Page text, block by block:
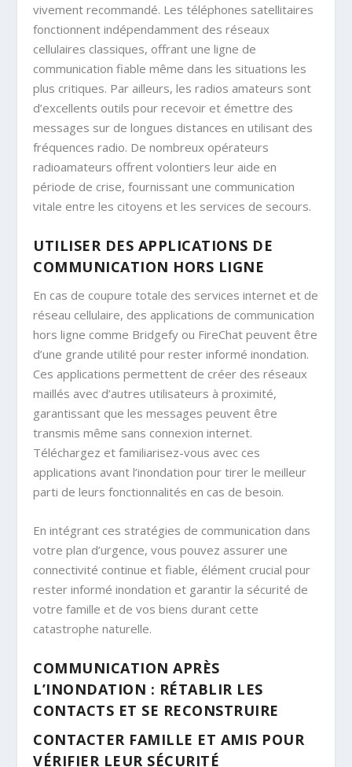
vivement recommandé. Les téléphones satellitaires
fonctionnent indépendamment des réseaux
cellulaires classiques, offrant une ligne de
communication fiable même dans les situations les
plus critiques. Par ailleurs, les radios amateurs sont
d’excellents outils pour recevoir et émettre des
messages sur de longues distances en utilisant des
fréquences radio. De nombreux opérateurs
radioamateurs offrent volontiers leur aide en
période de crise, fournissant une communication
vitale entre les citoyens et les services de secours.
UTILISER DES APPLICATIONS DE
COMMUNICATION HORS LIGNE
En cas de coupure totale des services internet et de
réseau cellulaire, des applications de communication
hors ligne comme Bridgefy ou FireChat peuvent être
d’une grande utilité pour rester informé inondation.
Ces applications permettent de créer des réseaux
maillés avec d’autres utilisateurs à proximité,
garantissant que les messages peuvent être
transmis même sans connexion internet.
Téléchargez et familiarisez-vous avec ces
applications avant l’inondation pour tirer le meilleur
parti de leurs fonctionnalités en cas de besoin.
En intégrant ces stratégies de communication dans
votre plan d’urgence, vous pouvez assurer une
connectivité continue et fiable, élément crucial pour
rester informé inondation et garantir la sécurité de
votre famille et de vos biens durant cette
catastrophe naturelle.
COMMUNICATION APRÈS
L’INONDATION : RÉTABLIR LES
CONTACTS ET SE RECONSTRUIRE
CONTACTER FAMILLE ET AMIS POUR
VÉRIFIER LEUR SÉCURITÉ